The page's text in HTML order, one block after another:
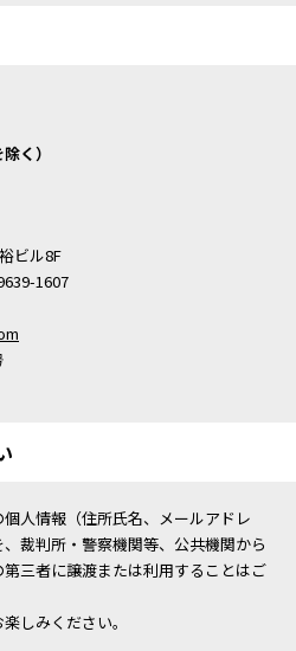
く）
ビル8F
1607
人情報（住所氏名、メールアドレ
裁判所・警察機関等、公共機関から
三者に譲渡または利用することはご
しみください。